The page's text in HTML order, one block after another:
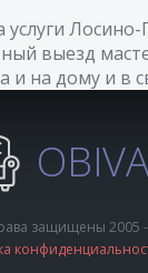
услуги
выезд
и на дому и в
защищены 2005